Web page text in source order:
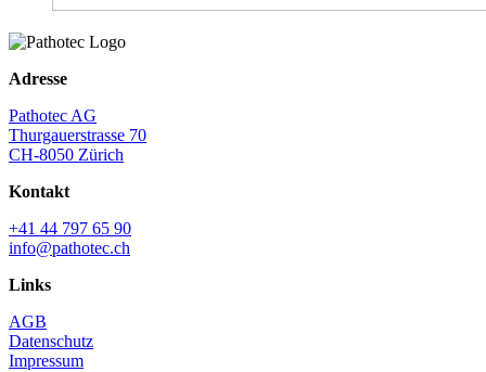
Adresse
Pathotec AG
Thurgauerstrasse 70
CH-8050 Zürich
Kontakt
+41 44 797 65 90
info@pathotec.ch
Links
AGB
Datenschutz
Impressum